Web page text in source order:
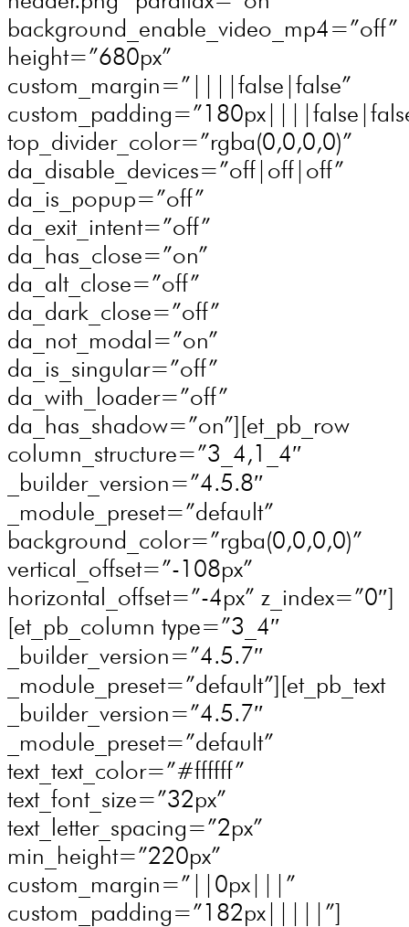
background_enable_video_mp4=”off”
height=”680px”
custom_margin=”||||false|false”
top_divider_color=”rgba(0,0,0,0)”
da_disable_devices=”off|off|off”
da_is_popup=”off”
da_exit_intent=”off”
da_has_close=”on”
da_alt_close=”off”
da_dark_close=”off”
da_not_modal=”on”
da_is_singular=”off”
da_with_loader=”off”
da_has_shadow=”on”][et_pb_row
column_structure=”3_4,1_4″
_builder_version=”4.5.8″
_module_preset=”default”
background_color=”rgba(0,0,0,0)”
vertical_offset=”-108px”
horizontal_offset=”-4px” z_index=”0″]
[et_pb_column type=”3_4″
_builder_version=”4.5.7″
_module_preset=”default”][et_pb_text
_builder_version=”4.5.7″
_module_preset=”default”
text_text_color=”#ffffff”
text_font_size=”32px”
text_letter_spacing=”2px”
min_height=”220px”
custom_margin=”||0px|||”
custom_padding=”182px|||||”]